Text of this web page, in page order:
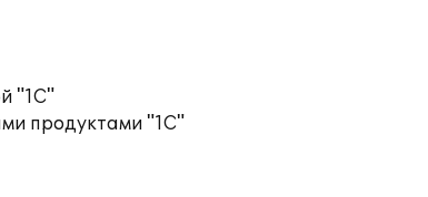
"1С"
продуктами "1С"